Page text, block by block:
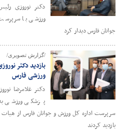
دکتر نوروزی
ورزشی با
جوانان فارس دیدار کرد
/گزارش تصویری/
بازدید دکتر
ورزشی فارس
دکتر غلامرضا
پزشکی ورزشی به
سرپرست اداره کل ورزش و جوانان فارس از
بازدید کردند